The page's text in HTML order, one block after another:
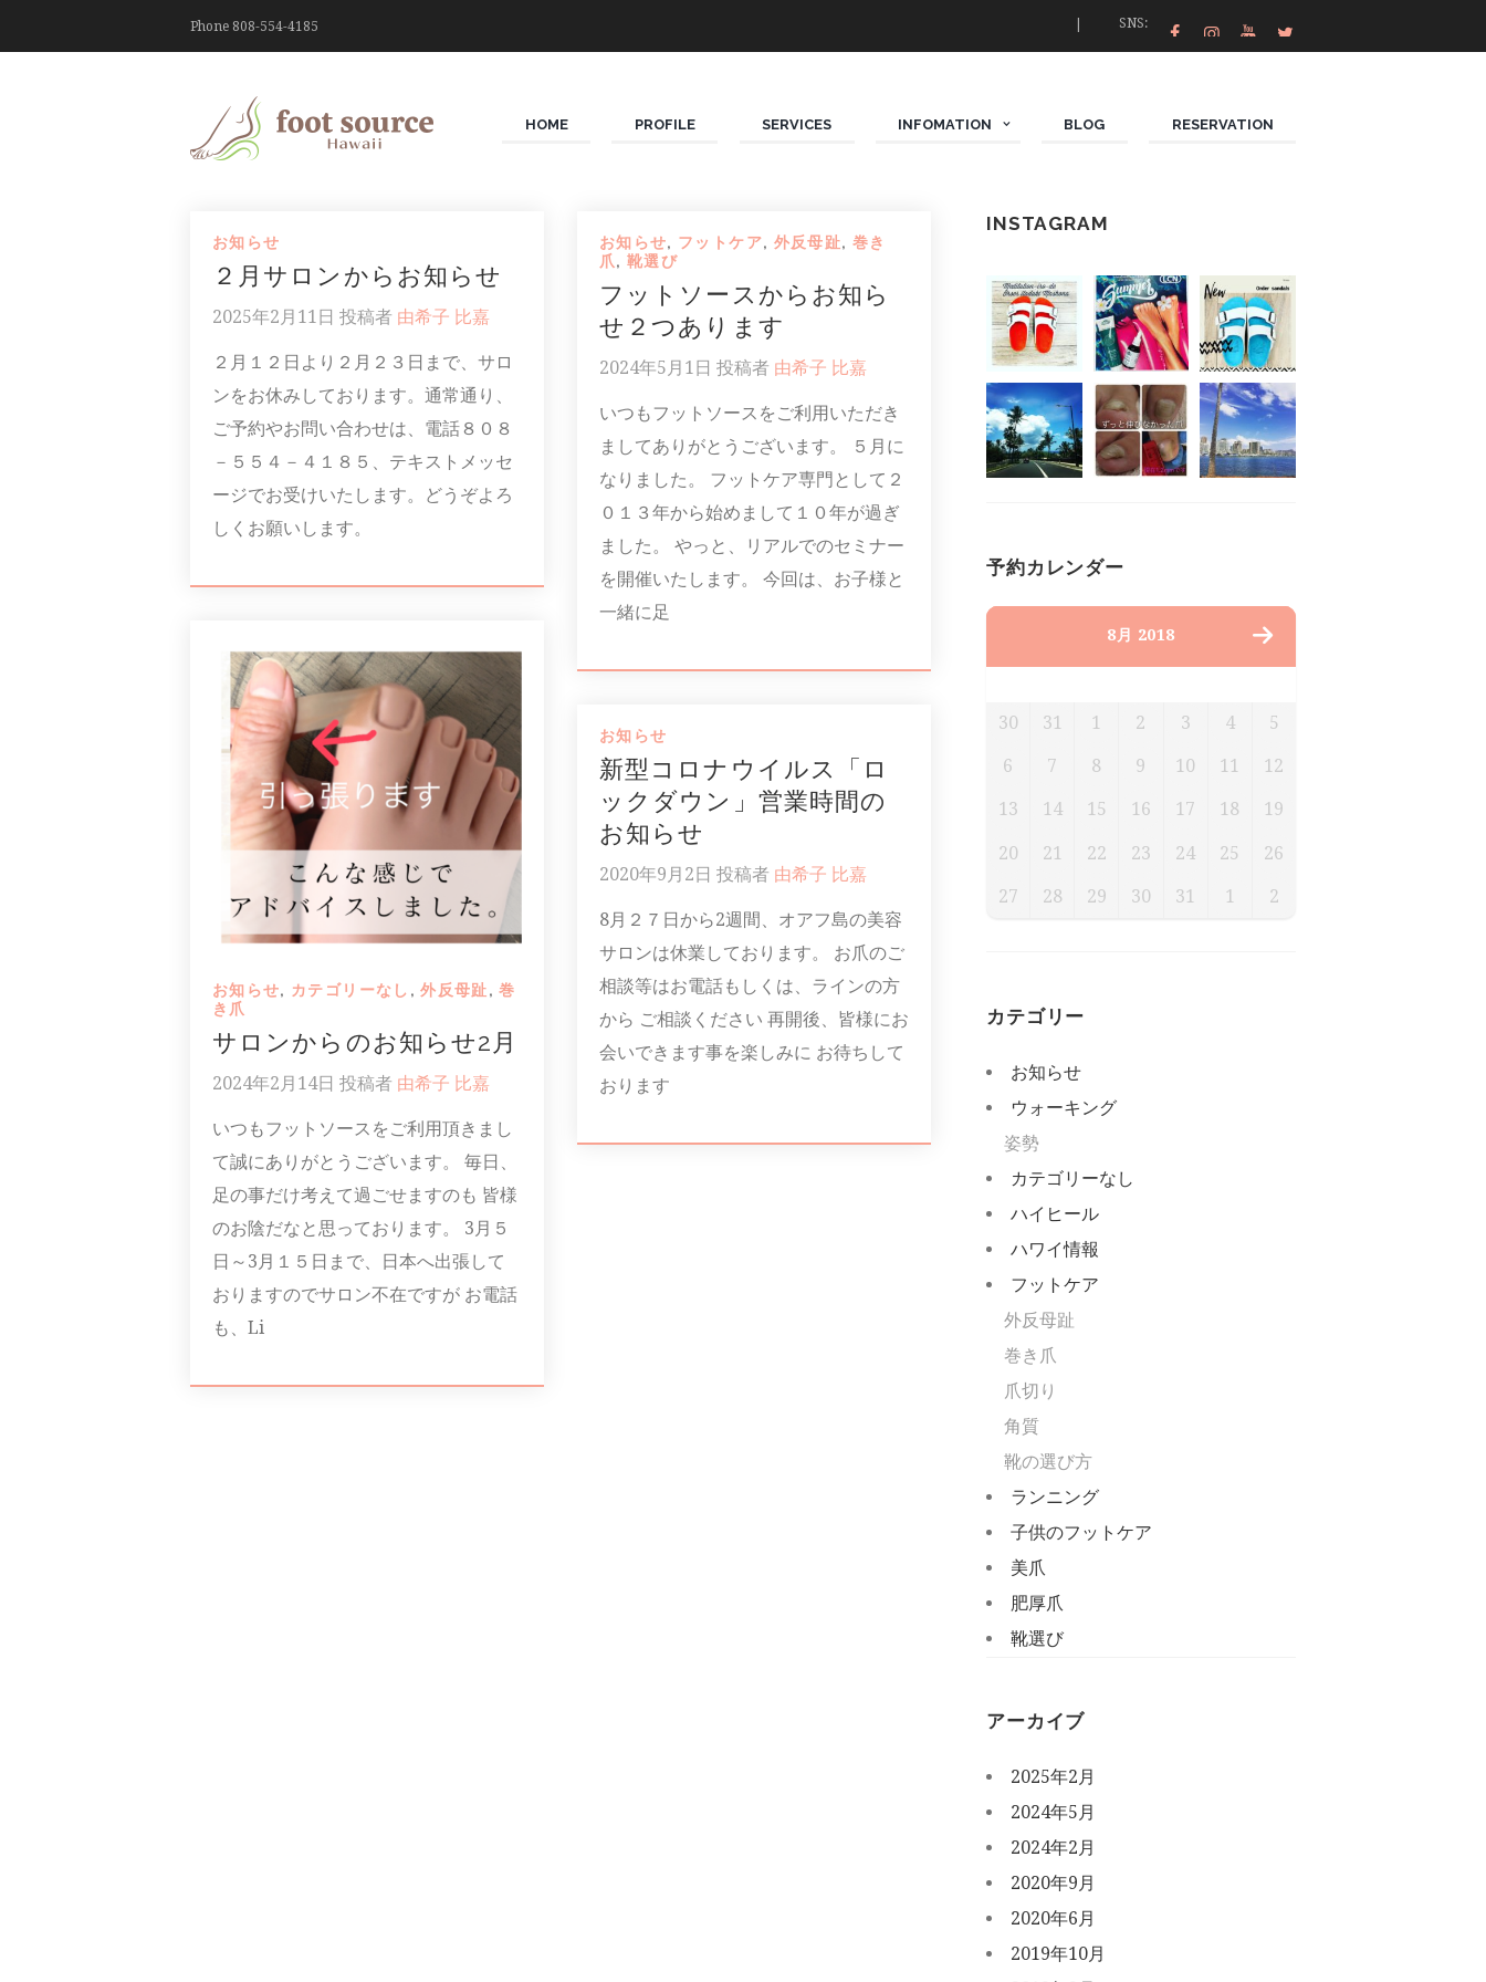
Phone 808-554-4185 SNS:
HOME PROFILE SERVICES INFOMATION BLOG RESERVATION
お知らせ
２月サロンからお知らせ
2025年2月11日 投稿者 由希子 比嘉
２月１２日より２月２３日まで、サロ
ンをお休みしております。通常通り、
ご予約やお問い合わせは、電話８０８
－５５４－４１８５、テキストメッセ
ージでお受けいたします。どうぞよろ
しくお願いします。
お知らせ, フットケア, 外反母趾, 巻き
爪,靴選び
フットソースからお知ら
せ２つあります
2024年5月1日 投稿者 由希子 比嘉
いつもフットソースをご利用いただき
ましてありがとうございます。 ５月に
なりました。 フットケア専門として２
０１３年から始めまして１０年が過ぎ
ました。 やっと、リアルでのセミナー
を開催いたします。 今回は、お子様と
一緒に足
お知らせ, カテゴリーなし ,外反母趾,巻
き爪
サロンからのお知らせ2月
2024年2月14日 投稿者 由希子 比嘉
いつもフットソースをご利用頂きまし
て誠にありがとうございます。 毎日、
足の事だけ考えて過ごせますのも 皆様
のお陰だなと思っております。 3月５
日～3月１５日まで、日本へ出張して
おりますのでサロン不在ですが お電話
も、Li
お知らせ
新型コロナウイルス「ロ
ックダウン」営業時間の
お知らせ
2020年9月2日 投稿者 由希子 比嘉
8月２７日から2週間、オアフ島の美容
サロンは休業しております。 お爪のご
相談等はお電話もしくは、ラインの方
から ご相談ください 再開後、皆様にお
会いできます事を楽しみに お待ちして
おります
INSTAGRAM
予約カレンダー
8月 2018
30 31 1 2 3 4 5
6 7 8 9 10 11 12
13 14 15 16 17 18 19
20 21 22 23 24 25 26
27 28 29 30 31 1 2
カテゴリー
お知らせ
ウォーキング
姿勢
カテゴリーなし
ハイヒール
ハワイ情報
フットケア
外反母趾
巻き爪
爪切り
角質
靴の選び方
ランニング
子供のフットケア
美爪
肥厚爪
靴選び
アーカイブ
2025年2月
2024年5月
2024年2月
2020年9月
2020年6月
2019年10月